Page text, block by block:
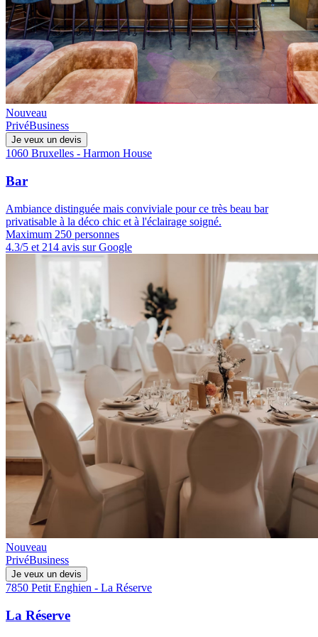
Nouveau
PrivéBusiness
Je veux un devis
1060 Bruxelles - Harmon House
Bar
Ambiance distinguée mais conviviale pour ce très beau bar
privatisable à la déco chic et à l'éclairage soigné.
Maximum 250 personnes
4.3/5 et 214 avis sur Google
Nouveau
PrivéBusiness
Je veux un devis
7850 Petit Enghien - La Réserve
La Réserve